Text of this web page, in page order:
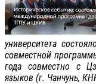
университета
совместной
года совместно с
языков (г. Чанчунь,